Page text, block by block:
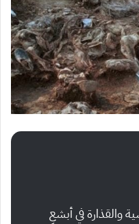
والقذارة في أبشعِ